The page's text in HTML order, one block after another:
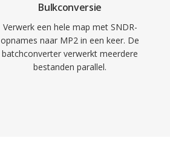
Bulkconversie
Verwerk een hele map met SNDR-
opnames naar MP2 in een keer. De
batchconverter verwerkt meerdere
bestanden parallel.